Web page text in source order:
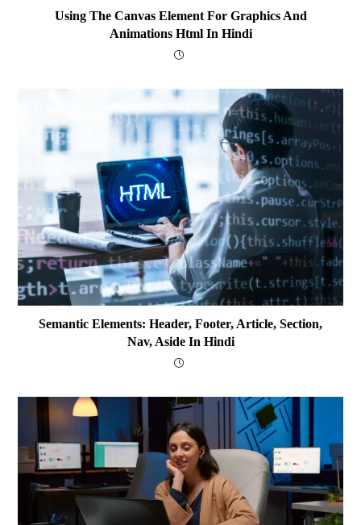
Using The Canvas Element For Graphics And
Animations Html In Hindi
Semantic Elements: Header, Footer, Article, Section,
Nav, Aside In Hindi